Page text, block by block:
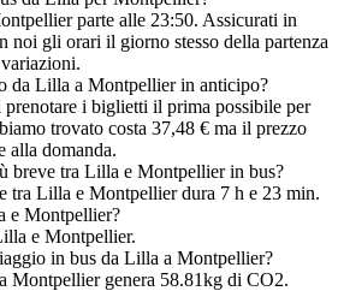
parte alle 23:50. Assicurati in
noi gli orari il giorno stesso della partenza
da Lilla a Montpellier in anticipo?
i biglietti il prima possibile per
trovato costa 37,48 € ma il prezzo
alla domanda.
breve tra Lilla e Montpellier in bus?
tra Lilla e Montpellier dura 7 h e 23 min.
e Montpellier?
e Montpellier.
in bus da Lilla a Montpellier?
Montpellier genera 58.81kg di CO2.